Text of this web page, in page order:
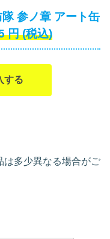
隊 参ノ章 アート缶
円 (税込)
する
多少異なる場合がご